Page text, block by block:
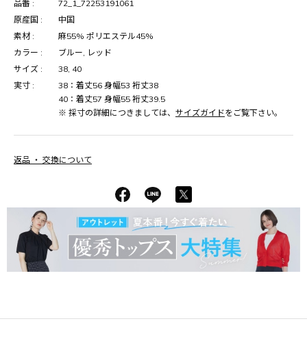
品番 :
72_1_72253191061
原産国 :
中国
素材 :
麻55% ポリエステル45%
カラー :
ブルー, レッド
サイズ :
38, 40
実寸 :
38：着丈56 身幅53 裄丈38
40：着丈57 身幅55 裄丈39.5
※ 採寸の詳細につきましては、 サイズガイドをご覧下さい。
返品 ・ 交換について